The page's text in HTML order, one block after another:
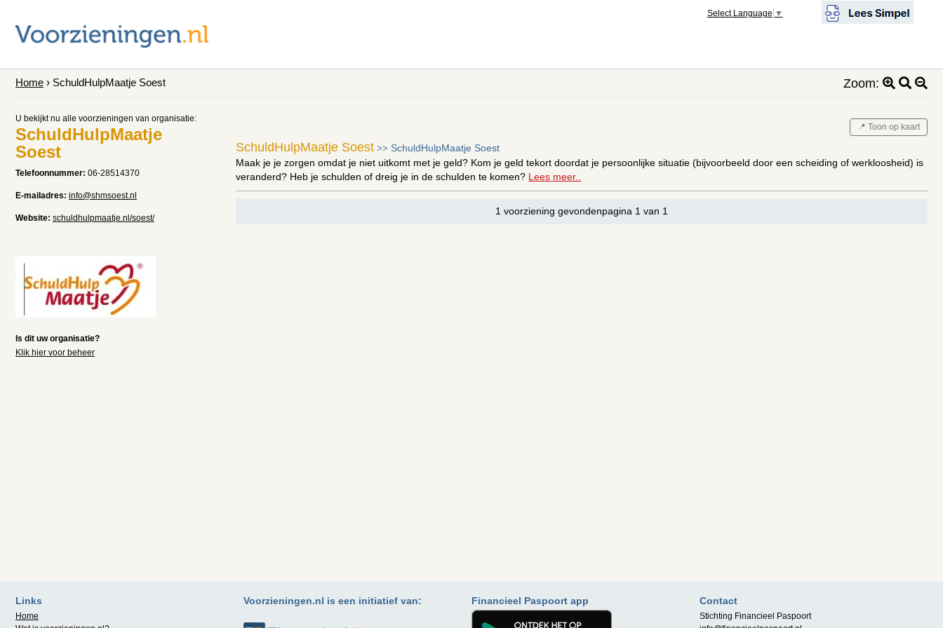
Select Language ▼
Home › SchuldHulpMaatje Soest Zoom:
U bekijkt nu alle voorzieningen van organisatie:
SchuldHulpMaatje
Soest
Telefoonnummer: 06-28514370
E-mailadres: info@shmsoest.nl
Website: schuldhulpmaatje.nl/soest/
Is dit uw organisatie?
Klik hier voor beheer
📍 Toon op kaart
SchuldHulpMaatje Soest >> SchuldHulpMaatje Soest
Maak je je zorgen omdat je niet uitkomt met je geld? Kom je geld tekort doordat je persoonlijke situatie (bijvoorbeeld door een scheiding of werkloosheid) is
veranderd? Heb je schulden of dreig je in de schulden te komen? Lees meer..
1 voorziening gevondenpagina 1 van 1
Links
Home
Voorzieningen.nl is een initiatief van: Financieel Paspoort app Contact
Stichting Financieel Paspoort